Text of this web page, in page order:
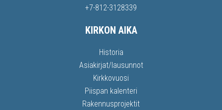
+7-812-3128339
KIRKON AIKA
Historia
Asiakirjat/lausunnot
Kirkkovuosi
Piispan kalenteri
Rakennusprojektit